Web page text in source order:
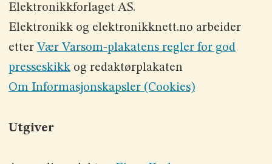
Elektronikkforlaget AS.
Elektronikk og elektronikknett.no arbeider
etter Vær Varsom-plakatens regler for god
presseskikkog redaktørplakaten
Om Informasjonskapsler (Cookies)
Utgiver